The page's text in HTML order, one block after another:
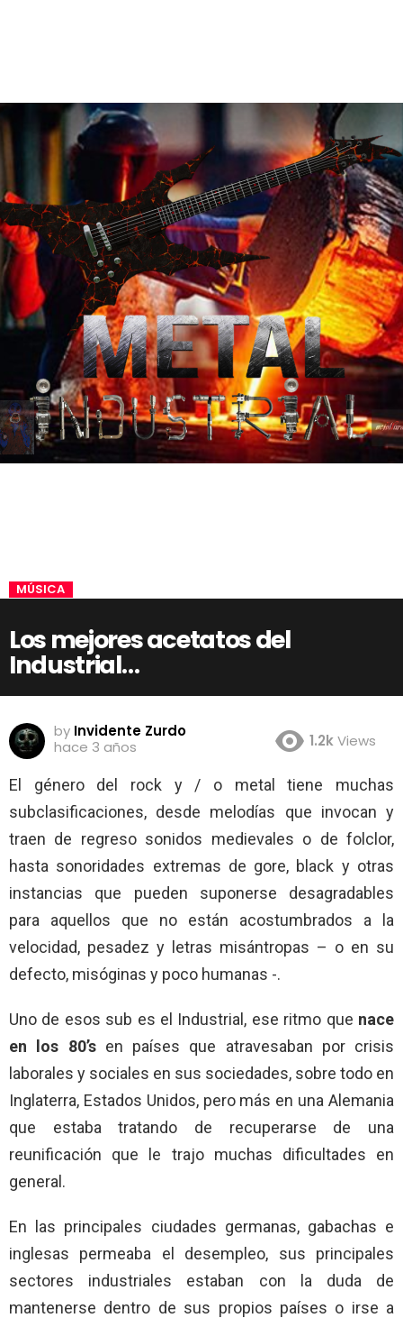
MÚSICA
Los mejores acetatos del
Industrial…
by Invidente Zurdo
hace 3 años
1.2kViews
El género del rock y / o metal tiene muchas
subclasificaciones, desde melodías que invocan y
traen de regreso sonidos medievales o de folclor,
hasta sonoridades extremas de gore, black y otras
instancias que pueden suponerse desagradables
para aquellos que no están acostumbrados a la
velocidad, pesadez y letras misántropas – o en su
defecto, misóginas y poco humanas -.
Uno de esos sub es el Industrial, ese ritmo que nace
en los 80’s en países que atravesaban por crisis
laborales y sociales en sus sociedades, sobre todo en
Inglaterra, Estados Unidos, pero más en una Alemania
que estaba tratando de recuperarse de una
reunificación que le trajo muchas dificultades en
general.
En las principales ciudades germanas, gabachas e
inglesas permeaba el desempleo, sus principales
sectores industriales estaban con la duda de
mantenerse dentro de sus propios países o irse a